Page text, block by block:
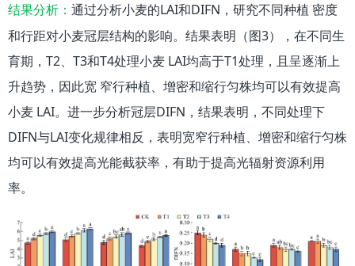
结果分析： 通过分析小麦的LAI和DIFN，研究不同种植 密度
和行距对小麦冠层结构的影响。结果表明（图3），在不同生
育期，T2、T3和T4处理小麦 LAI均高于T1处理，且呈逐渐上
升趋势，因此宽 窄行种植、增密和缩行匀株均可以有效提高
小麦 LAI。进一步分析冠层DIFN，结果表明，不同处理下
DIFN与LAI变化规律相反，表明宽窄行种植、增密和缩行匀株
均可以有效提高光能截获率，有助于提高光辐射资源利用
率。